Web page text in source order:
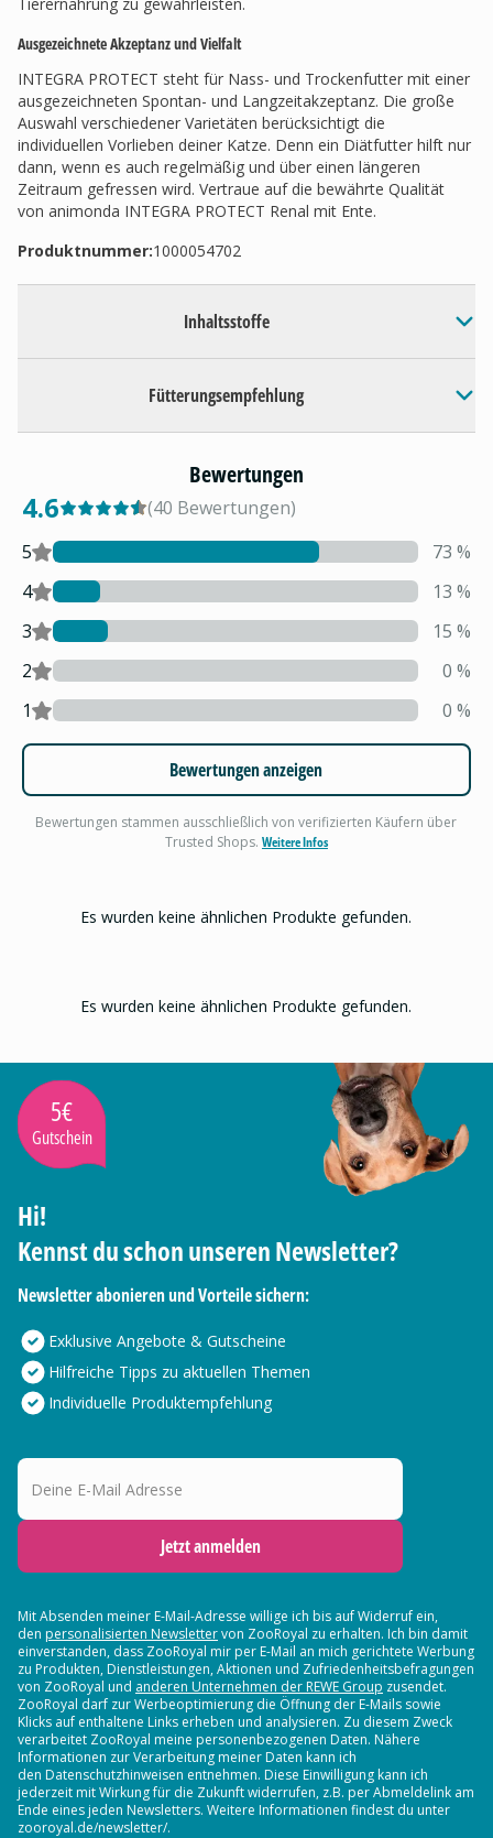
Ausgezeichnete Akzeptanz und Vielfalt
INTEGRA PROTECT steht für Nass- und Trockenfutter mit einer
ausgezeichneten Spontan- und Langzeitakzeptanz. Die große
Auswahl verschiedener Varietäten berücksichtigt die
individuellen Vorlieben deiner Katze. Denn ein Diätfutter hilft nur
dann, wenn es auch regelmäßig und über einen längeren
Zeitraum gefressen wird. Vertraue auf die bewährte Qualität
von animonda INTEGRA PROTECT Renal mit Ente.
Produktnummer:1000054702
Inhaltsstoffe
Fütterungsempfehlung
Bewertungen
4.6 (40 Bewertungen)
5
73 %
4
13 %
3
15 %
2
0 %
1
0 %
Bewertungen anzeigen
Bewertungen stammen ausschließlich von verifizierten Käufern über
Trusted Shops. Weitere Infos
Es wurden keine ähnlichen Produkte gefunden.
Es wurden keine ähnlichen Produkte gefunden.
5€
Gutschein
Hi!
Kennst du schon unseren Newsletter?
Newsletter abonieren und Vorteile sichern:
Exklusive Angebote & Gutscheine
Hilfreiche Tipps zu aktuellen Themen
Individuelle Produktempfehlung
Deine E-Mail Adresse
Jetzt anmelden
Mit Absenden meiner E-Mail-Adresse willige ich bis auf Widerruf ein,
den personalisierten Newslettervon ZooRoyal zu erhalten. Ich bin damit
einverstanden, dass ZooRoyal mir per E-Mail an mich gerichtete Werbung
zu Produkten, Dienstleistungen, Aktionen und Zufriedenheitsbefragungen
von ZooRoyal und anderen Unternehmen der REWE Group zusendet.
ZooRoyal darf zur Werbeoptimierung die Öffnung der E-Mails sowie
Klicks auf enthaltene Links erheben und analysieren. Zu diesem Zweck
verarbeitet ZooRoyal meine personenbezogenen Daten. Nähere
Informationen zur Verarbeitung meiner Daten kann ich
den Datenschutzhinweisen entnehmen. Diese Einwilligung kann ich
jederzeit mit Wirkung für die Zukunft widerrufen, z.B. per Abmeldelink am
Ende eines jeden Newsletters. Weitere Informationen findest du unter
zooroyal.de/newsletter/.